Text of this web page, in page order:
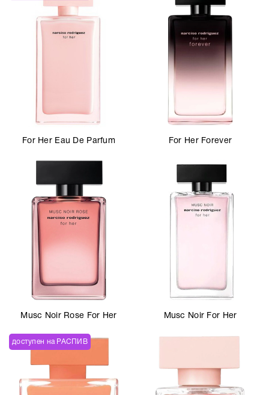
For Her Eau De Parfum For Her Forever
Musc Noir Rose For Her Musc Noir For Her
доступен на РАСПИВ